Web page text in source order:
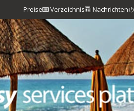
Preise Verzeichnis Nachrichten